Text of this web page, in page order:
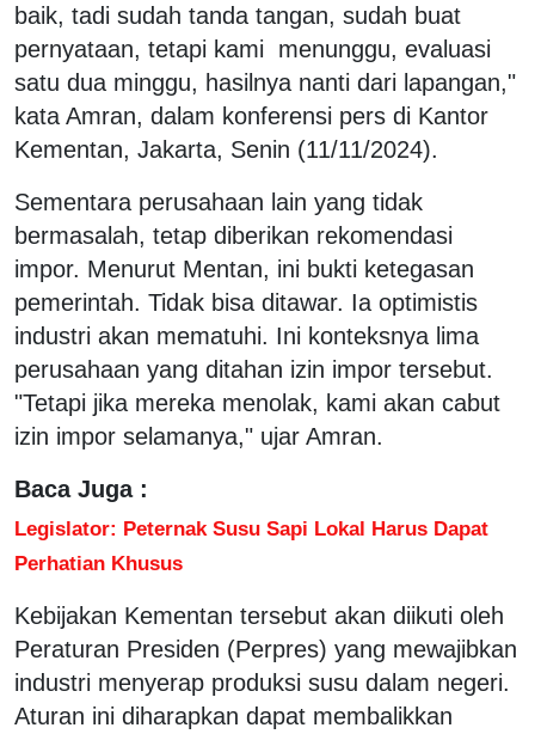
baik, tadi sudah tanda tangan, sudah buat
pernyataan, tetapi kami menunggu, evaluasi
satu dua minggu, hasilnya nanti dari lapangan,"
kata Amran, dalam konferensi pers di Kantor
Kementan, Jakarta, Senin (11/11/2024).
Sementara perusahaan lain yang tidak
bermasalah, tetap diberikan rekomendasi
impor. Menurut Mentan, ini bukti ketegasan
pemerintah. Tidak bisa ditawar. Ia optimistis
industri akan mematuhi. Ini konteksnya lima
perusahaan yang ditahan izin impor tersebut.
"Tetapi jika mereka menolak, kami akan cabut
izin impor selamanya," ujar Amran.
Baca Juga :
Legislator: Peternak Susu Sapi Lokal Harus Dapat
Perhatian Khusus
Kebijakan Kementan tersebut akan diikuti oleh
Peraturan Presiden (Perpres) yang mewajibkan
industri menyerap produksi susu dalam negeri.
Aturan ini diharapkan dapat membalikkan